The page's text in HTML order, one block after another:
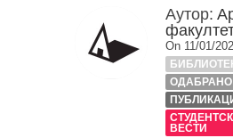
Аутор:
On 11/01/
ОДАБРАНО
ВЕСТИ